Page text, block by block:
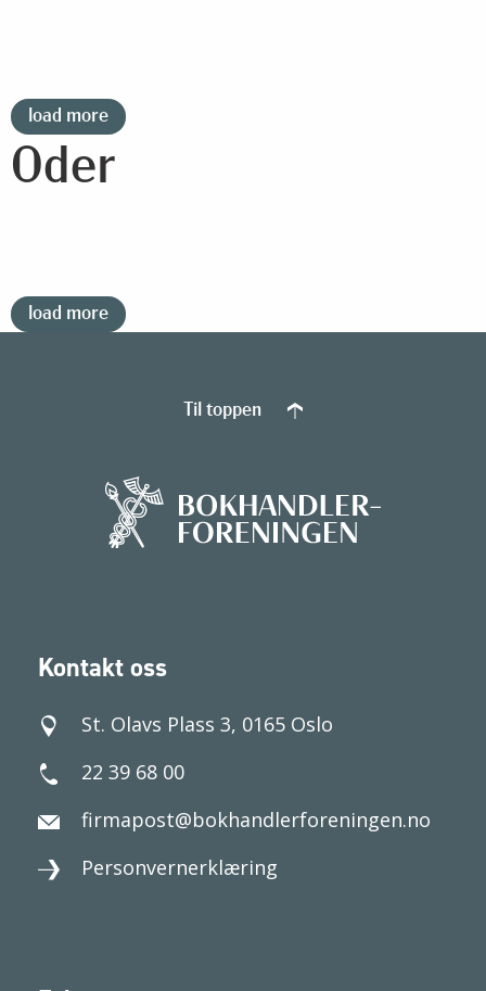
load more
Oder
load more
Kontakt oss
St. Olavs Plass 3, 0165 Oslo
22 39 68 00
firmapost@bokhandlerforeningen.no
Personvernerklæring
Til toppen